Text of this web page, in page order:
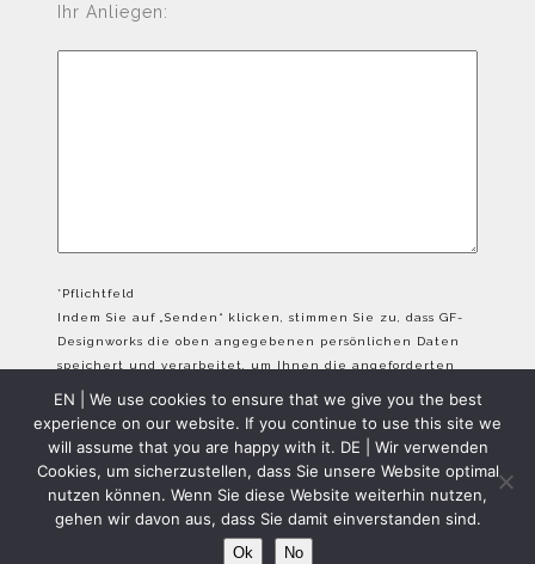
Ihr Anliegen:
*Pflichtfeld
Indem Sie auf „Senden“ klicken, stimmen Sie zu, dass GF-
Designworks die oben angegebenen persönlichen Daten
speichert und verarbeitet, um Ihnen die angeforderten
Inhalte bereitzustellen.
GFD Copyright 2024 - All Rights Reserved
EN | We use cookies to ensure that we give you the best
experience on our website. If you continue to use this site we
will assume that you are happy with it. DE | Wir verwenden
Cookies, um sicherzustellen, dass Sie unsere Website optimal
nutzen können. Wenn Sie diese Website weiterhin nutzen,
gehen wir davon aus, dass Sie damit einverstanden sind.
Ok No